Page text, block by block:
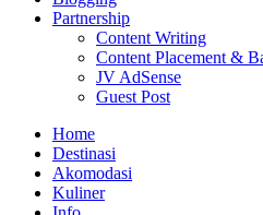
Partnership
Content Writing
Content Placement &
JV AdSense
Guest Post
Home
Destinasi
Akomodasi
Kuliner